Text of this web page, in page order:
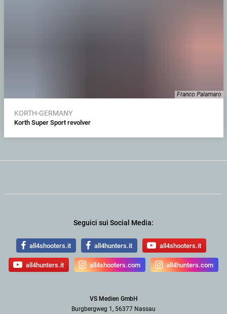
Franco Palamaro
KORTH-GERMANY
Korth Super Sport revolver
Seguici sui Social Media:
all4shooters.it all4hunters.it all4shooters.it
all4hunters.it all4shooters.com all4hunters.com
VS Medien GmbH
Burgbergweg 1, 56377 Nassau